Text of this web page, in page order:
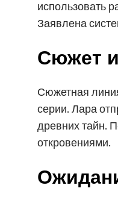
использовать
Заявлена
Сюжет
Сюжетная
серии. Лара
древних тайн.
откровениями.